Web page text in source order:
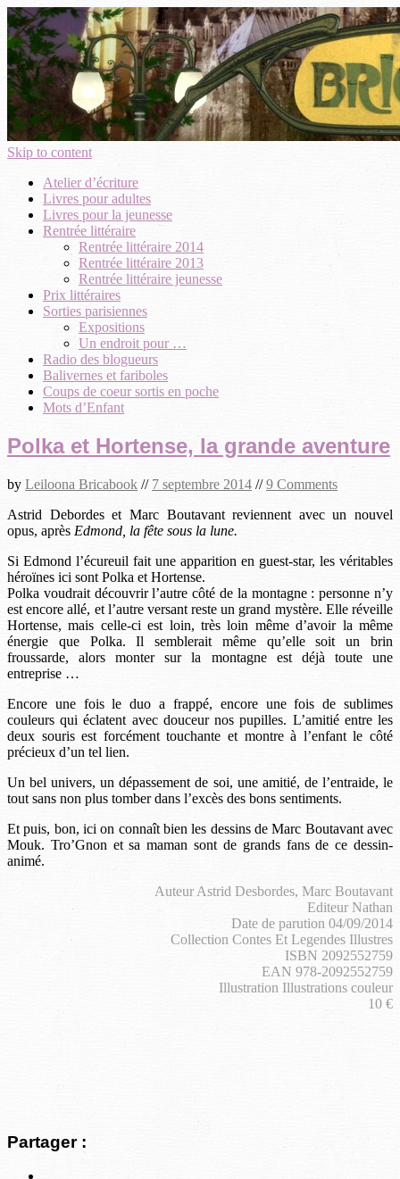
Skip to content
Atelier d’écriture
Livres pour adultes
Livres pour la jeunesse
Rentrée littéraire
Rentrée littéraire 2014
Rentrée littéraire 2013
Rentrée littéraire jeunesse
Prix littéraires
Sorties parisiennes
Expositions
Un endroit pour …
Radio des blogueurs
Balivernes et fariboles
Coups de coeur sortis en poche
Mots d’Enfant
Polka et Hortense, la grande aventure
by Leiloona Bricabook // 7 septembre 2014 //9 Comments
Astrid Debordes et Marc Boutavant reviennent avec un nouvel
opus, après Edmond, la fête sous la lune.
Si Edmond l’écureuil fait une apparition en guest-star, les véritables
héroïnes ici sont Polka et Hortense.
Polka voudrait découvrir l’autre côté de la montagne : personne n’y
est encore allé, et l’autre versant reste un grand mystère. Elle réveille
Hortense, mais celle-ci est loin, très loin même d’avoir la même
énergie que Polka. Il semblerait même qu’elle soit un brin
froussarde, alors monter sur la montagne est déjà toute une
entreprise …
Encore une fois le duo a frappé, encore une fois de sublimes
couleurs qui éclatent avec douceur nos pupilles. L’amitié entre les
deux souris est forcément touchante et montre à l’enfant le côté
précieux d’un tel lien.
Un bel univers, un dépassement de soi, une amitié, de l’entraide, le
tout sans non plus tomber dans l’excès des bons sentiments.
Et puis, bon, ici on connaît bien les dessins de Marc Boutavant avec
Mouk. Tro’Gnon et sa maman sont de grands fans de ce dessin-
animé.
Auteur Astrid Desbordes, Marc Boutavant
Editeur Nathan
Date de parution 04/09/2014
Collection Contes Et Legendes Illustres
ISBN 2092552759
EAN 978-2092552759
Illustration Illustrations couleur
10 €
Partager :